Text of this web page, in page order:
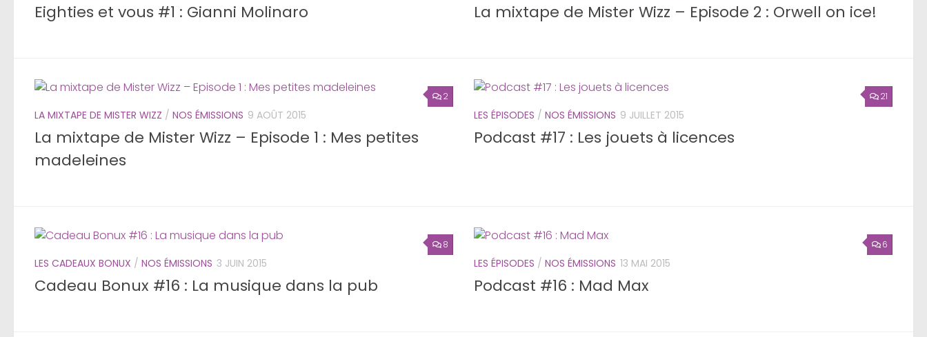
Eighties et vous #1 : Gianni Molinaro La mixtape de Mister Wizz – Episode 2 : Orwell on ice!
2
LA MIXTAPE DE MISTER WIZZ / NOS ÉMISSIONS 9 AOÛT 2015
La mixtape de Mister Wizz – Episode 1 : Mes petites
madeleines
21
LES ÉPISODES / NOS ÉMISSIONS 9 JUILLET 2015
Podcast #17 : Les jouets à licences
8
LES CADEAUX BONUX / NOS ÉMISSIONS 3 JUIN 2015
Cadeau Bonux #16 : La musique dans la pub
6
LES ÉPISODES / NOS ÉMISSIONS 13 MAI 2015
Podcast #16 : Mad Max